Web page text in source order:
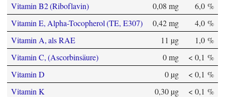
Vitamin B2 (Riboflavin)
0,08 mg
6,0 %
Vitamin E, Alpha-Tocopherol (TE, E307)
0,42 mg
4,0 %
Vitamin A, als RAE
11 µg
1,0 %
Vitamin C, (Ascorbinsäure)
0 mg
< 0,1 %
Vitamin D
0 µg
< 0,1 %
Vitamin K
0,30 µg < 0,1 %